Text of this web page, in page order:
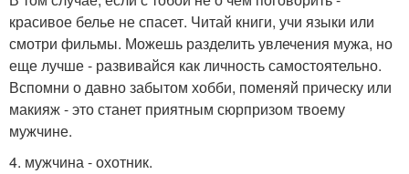
красивое белье не спасет. Читай книги, учи языки или
смотри фильмы. Можешь разделить увлечения мужа, но
еще лучше - развивайся как личность самостоятельно.
Вспомни о давно забытом хобби, поменяй прическу или
макияж - это станет приятным сюрпризом твоему
мужчине.
4. мужчина - охотник.